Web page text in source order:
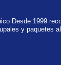
Desde 1999
y paquetes